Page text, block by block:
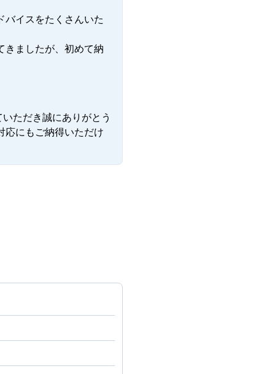
バイスをたくさんいた
きましたが、初めて納
ただき誠にありがとう
応にもご納得いただけ